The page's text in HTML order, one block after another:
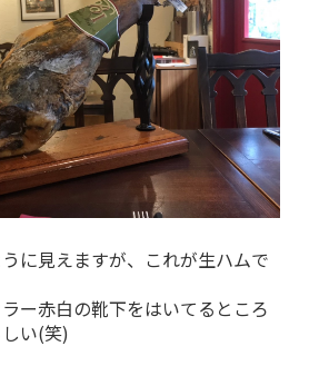
に見えますが、これが生ハムで
ー赤白の靴下をはいてるところ
い(笑)